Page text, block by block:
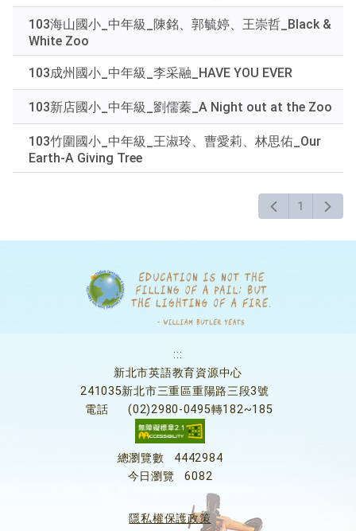
103海山國小_中年級_陳銘、郭毓婷、王崇哲_Black &
White Zoo
103成州國小_中年級_李采融_HAVE YOU EVER
103新店國小_中年級_劉儒蓁_A Night out at the Zoo
103竹圍國小_中年級_王淑玲、曹愛莉、林思佑_Our
Earth-A Giving Tree
1
:::
新北市英語教育資源中心
241035新北市三重區重陽路三段3號
電話
(02)2980-0495轉182~185
總瀏覽數
4442984
今日瀏覽
6082
隱私權保護政策